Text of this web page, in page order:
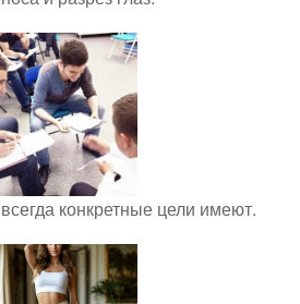
конкретные цели имеют.